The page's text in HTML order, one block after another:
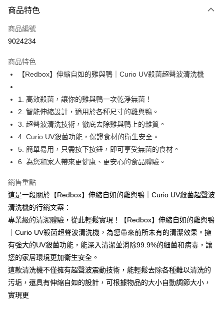
Apple Pay
街口支付
Google Pay
全盈+PAY
大哥付你分期
相關說明
【大哥付你分期使用說明】
1.本服務由台灣大哥大提供，台灣大哥大用戶可立即使用無須另外申請。
2.付款方式選擇「大哥付你分期」，訂單成立後會自動跳轉到大哥付的交易
流程，驗證手機門號後，選擇欲分期的期數、繳款截止日，確認付款後即完
成交易。
4.訂單成立30分鐘內，如未前往確認交易或遇審核未通過，訂單將自動取
消。如遇「轉專審核」未通過狀況，表示未達大哥付你分期系統評分，恕無
法說明評估內容。
【繳款方式說明】
1.分期款項不併入電信帳單，「大哥付你分期」於每月結算日後寄送繳費提
2.透過簡訊連結打開帳單後，可選擇「超商條碼／台灣大直營門市／銀行轉
帳／街口支付／iPASS MONEY」等通路繳費。
【注意事項】
1.本服務係由「台灣大哥大股份有限公司」（以下簡稱本公司）所提供，讓
用戶於交易時，得透過本服務購買商品或服務，並由商店將買賣／分期付款
2.基於同意付款使用「大哥付你分期」之契約關係目的，商店將以您的個人
AFTEE先享後付
相關說明
【關於「AFTEE先享後付」】
AFTEE先享後付是「在收到商品之後才付款」的支付方式。 讓您購物簡單
１．簡單：不需註冊會員、不需綁卡、不需儲值。
２．便利：只要手機號碼，簡訊認證，即可結帳。
３．安心：先確認商品／服務後，再付款。
【「AFTEE先享後付」結帳流程】
１．於結帳方式選擇「AFTEE先享後付」後，將跳轉至「AFTEE先享後付」
２．訂單成立數日內，您將收到繳費通知簡訊。
３．收到繳費通知簡訊後14天內，點擊此簡訊中的連結，可透過四大超商／
ATM／網路銀行／等多元方式進行付款，方視為交易完成。
※ 請注意：結帳手續完成當下不需立刻繳費，但若您需要取消訂單，請聯絡
購買商品的店家。未經商家同意取消之訂單仍視為有效，需透過AFTEE先享
後付繳納相關費用。
ATM付款
運送方式
付款後全家取貨
每筆NT$70，滿NT$899(含以上)免運費
付款後7-11取貨
宅配
每筆NT$100，滿NT$1,000(含以上)免運費
商品特色
商品編號
9024234
商品特色
【Redbox】伸縮自如的雞與鴨｜Curio UV殺菌超聲波清洗機
1. 高效殺菌，讓你的雞與鴨一次乾淨無菌！
2. 智能伸縮設計，適用於各種尺寸的雞與鴨。
3. 超聲波清洗技術，徹底去除雞與鴨上的雜質。
4. Curio UV殺菌功能，保證食材的衛生安全。
5. 簡單易用，只需按下按鈕，即可享受無菌的食材。
6. 為您和家人帶來更健康、更安心的食品體驗。
銷售重點
這是一段關於【Redbox】伸縮自如的雞與鴨｜Curio UV殺菌超聲波
清洗機的行銷文案：
專業級的清潔體驗，從此輕鬆實現！【Redbox】伸縮自如的雞與鴨
｜Curio UV殺菌超聲波清洗機，為您帶來前所未有的清潔效果。擁
有強大的UV殺菌功能，能深入清潔並消除99.9%的細菌和病毒，讓
您的家居環境更加衛生安全。
這款清洗機不僅擁有超聲波震動技術，能輕鬆去除各種難以清洗的
污垢，還具有伸縮自如的設計，可根據物品的大小自動調節大小，
實現更